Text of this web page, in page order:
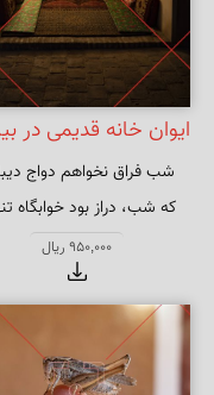
ایوان خانه قدیمی در
که شب، دراز بود خوابگاه
950,000 ریال